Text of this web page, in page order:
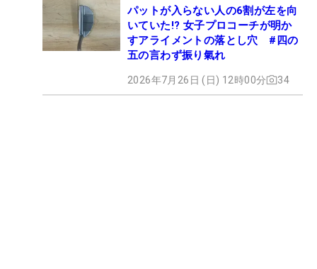
パットが入らない人の6割が左を向
いていた!? 女子プロコーチが明か
すアライメントの落とし穴 #四の
五の言わず振り氣れ
2026年7月26日 (日) 12時00分 34